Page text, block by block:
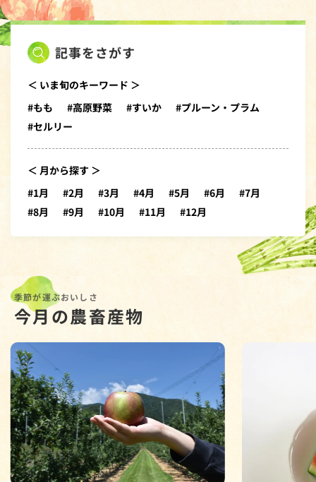
記事をさがす
＜ いま旬のキーワード ＞
#もも
#高原野菜 #すいか
#プルーン・プラム
#セルリー
＜ 月から探す ＞
#1月
#2月 #3月 #4月 #5月 #6月
#7月
#8月
#9月 #10月 #11月 #12月
季節が運ぶおいしさ
今月の農畜産物